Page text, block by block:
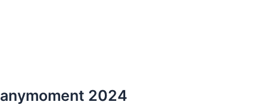
anymoment 2024